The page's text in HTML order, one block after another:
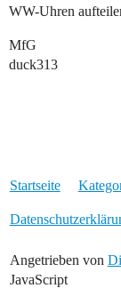
WW-Uhren
MfG
duck313
Startseite
Angetrieben von
JavaScript